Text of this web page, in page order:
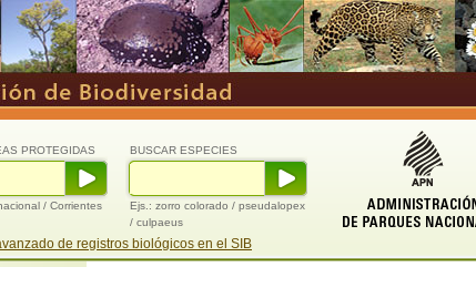
BUSCAR ESPECIES
Ejs.: zorro colorado / pseudalopex
/ culpaeus
PROTEGIDAS
/ Corrientes
de registros biológicos en el SIB